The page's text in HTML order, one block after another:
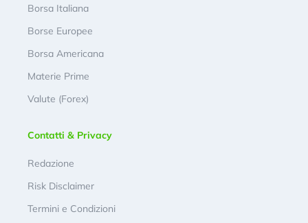
Borsa Italiana
Borse Europee
Borsa Americana
Materie Prime
Valute (Forex)
Contatti & Privacy
Redazione
Risk Disclaimer
Termini e Condizioni